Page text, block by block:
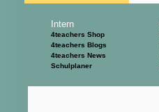
Intern
4teachers Shop
4teachers Blogs
4teachers News
Schulplaner